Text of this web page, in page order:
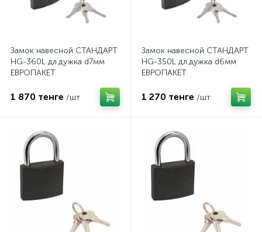
Замок навесной СТАНДАРТ
HG-360L дл.дужка d7мм
ЕВРОПАКЕТ
1 870 тенге /шт
Замок навесной СТАНДАРТ
HG-350L дл.дужка d6мм
ЕВРОПАКЕТ
1 270 тенге /шт